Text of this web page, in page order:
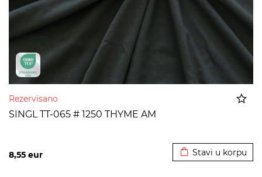
Rezervisano
SINGL TT-065 # 1250 THYME AM
8,55 eur Stavi u korpu